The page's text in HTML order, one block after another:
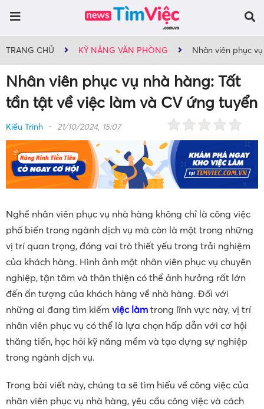
TRANG CHỦ KỸ NĂNG VĂN PHÒNG Nhân viên phục
Nhân viên phục vụ nhà hàng: Tất
tần tật về việc làm và CV ứng tuyển
Kiều Trinh 21/10/2024, 15:07
Nghề nhân viên phục vụ nhà hàng không chỉ là công việc
phổ biến trong ngành dịch vụ mà còn là một trong những
vị trí quan trọng, đóng vai trò thiết yếu trong trải nghiệm
của khách hàng. Hình ảnh một nhân viên phục vụ chuyên
nghiệp, tận tâm và thân thiện có thể ảnh hưởng rất lớn
đến ấn tượng của khách hàng về nhà hàng. Đối với
những ai đang tìm kiếm việc làm trong lĩnh vực này, vị trí
nhân viên phục vụ có thể là lựa chọn hấp dẫn với cơ hội
thăng tiến, học hỏi kỹ năng mềm và tạo dựng sự nghiệp
trong ngành dịch vụ.
Trong bài viết này, chúng ta sẽ tìm hiểu về công việc của
nhân viên phục vụ nhà hàng, yêu cầu công việc và cách